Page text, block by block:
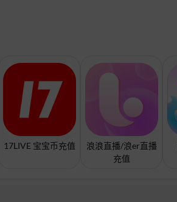
17LIVE 宝宝币充值
浪浪直播/浪er直播
充值